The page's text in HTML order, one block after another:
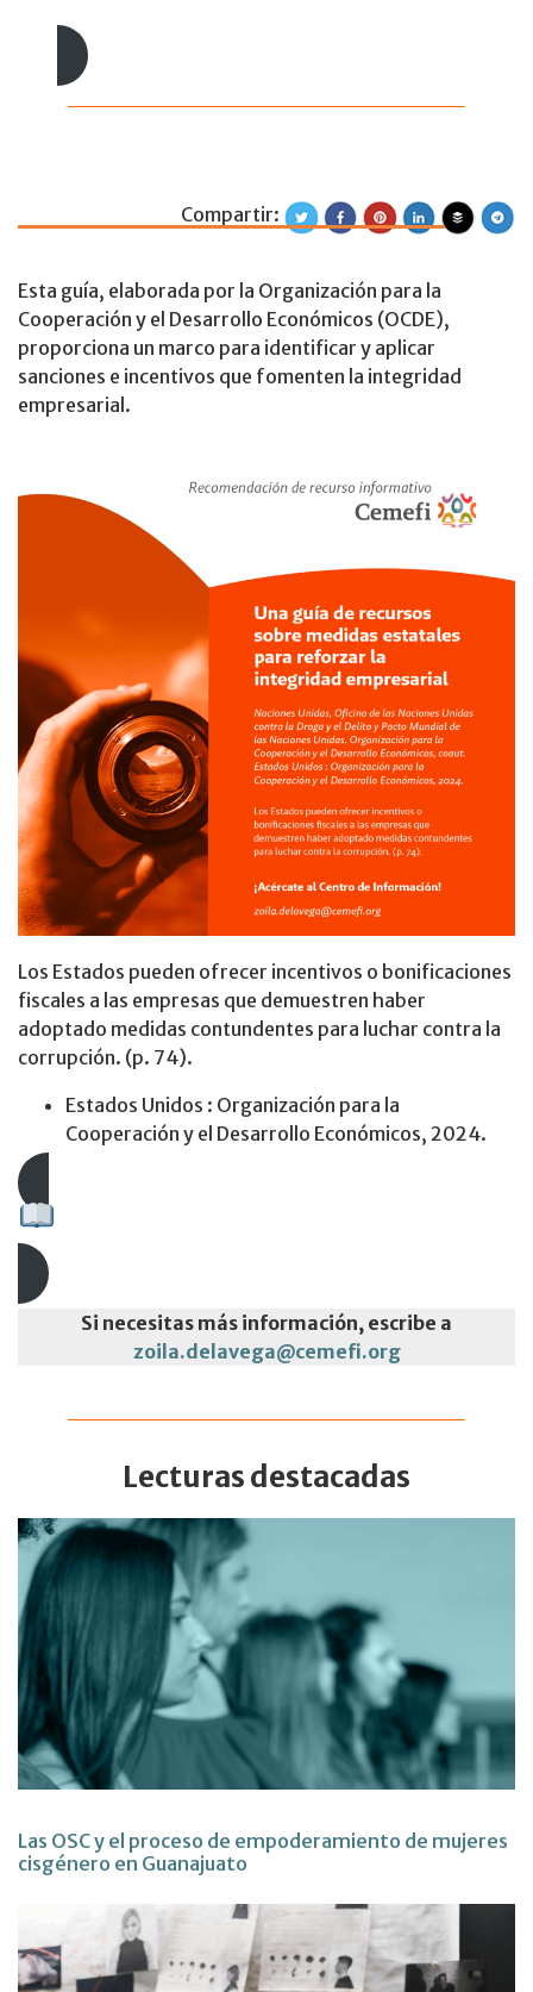
Medidas
Compartir:
Esta guía, elaborada por la Organización para la
Cooperación y el Desarrollo Económicos (OCDE),
proporciona un marco para identificar y aplicar
sanciones e incentivos que fomenten la integridad
empresarial.
Los Estados pueden ofrecer incentivos o bonificaciones
fiscales a las empresas que demuestren haber
adoptado medidas contundentes para luchar contra la
corrupción. (p. 74).
Estados Unidos : Organización para la
Cooperación y el Desarrollo Económicos, 2024.
Si necesitas más información, escribe a
zoila.delavega@cemefi.org
Lecturas destacadas
Las OSC y el proceso de empoderamiento de mujeres
cisgénero en Guanajuato